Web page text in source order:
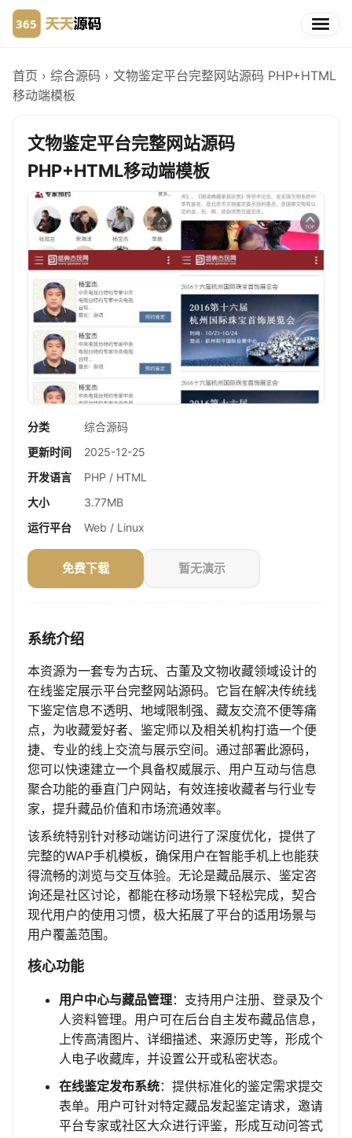
首页 › 综合源码 › 文物鉴定平台完整网站源码 PHP+HTML
移动端模板
文物鉴定平台完整网站源码
PHP+HTML移动端模板
分类
综合源码
更新时间
2025-12-25
开发语言
PHP / HTML
大小
3.77MB
运行平台
Web / Linux
免费下载 暂无演示
系统介绍
本资源为一套专为古玩、古董及文物收藏领域设计的
在线鉴定展示平台完整网站源码。它旨在解决传统线
下鉴定信息不透明、地域限制强、藏友交流不便等痛
点，为收藏爱好者、鉴定师以及相关机构打造一个便
捷、专业的线上交流与展示空间。通过部署此源码，
您可以快速建立一个具备权威展示、用户互动与信息
聚合功能的垂直门户网站，有效连接收藏者与行业专
家，提升藏品价值和市场流通效率。
该系统特别针对移动端访问进行了深度优化，提供了
完整的WAP手机模板，确保用户在智能手机上也能获
得流畅的浏览与交互体验。无论是藏品展示、鉴定咨
询还是社区讨论，都能在移动场景下轻松完成，契合
现代用户的使用习惯，极大拓展了平台的适用场景与
用户覆盖范围。
核心功能
用户中心与藏品管理：支持用户注册、登录及个
人资料管理。用户可在后台自主发布藏品信息，
上传高清图片、详细描述、来源历史等，形成个
人电子收藏库，并设置公开或私密状态。
在线鉴定发布系统：提供标准化的鉴定需求提交
表单。用户可针对特定藏品发起鉴定请求，邀请
平台专家或社区大众进行评鉴，形成互动问答式